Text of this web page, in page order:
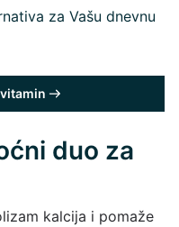
za Vašu dnevnu
duo za
kalcija i pomaže